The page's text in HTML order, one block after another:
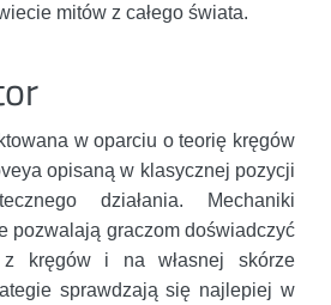
mitów z całego świata.
w oparciu o teorię kręgów
opisaną w klasycznej pozycji
działania. Mechaniki
pozwalają graczom doświadczyć
z kręgów i na własnej skórze
sprawdzają się najlepiej w